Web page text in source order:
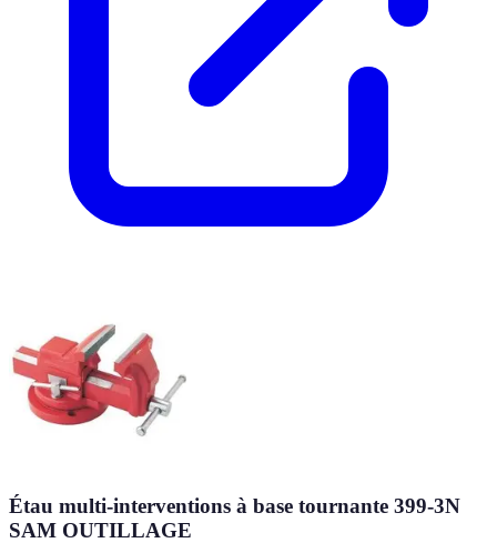
Étau multi-interventions à base tournante 399-3N
SAM OUTILLAGE